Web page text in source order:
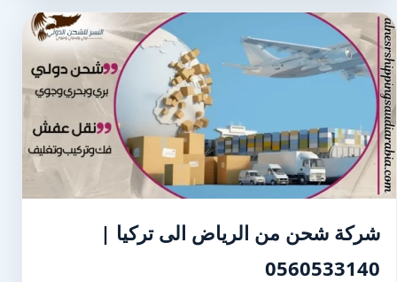
شركة شحن من الرياض الى تركيا |
0560533140